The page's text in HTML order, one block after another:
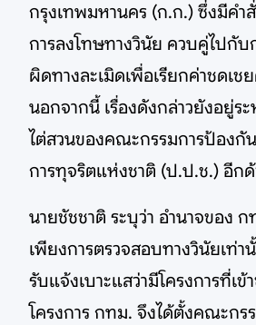
กรุงเทพมหานคร (ก.ก.) ซึ่งมีคำ
การลงโทษทางวินัย ควบคู่ไปกับ
ผิดทางละเมิดเพื่อเรียกค่าชดเช
นอกจากนี้ เรื่องดังกล่าวยังอยู่ร
ไต่สวนของคณะกรรมการป้องกั
การทุจริตแห่งชาติ (ป.ป.ช.) อีก
นายชัชชาติ ระบุว่า อำนาจของ
เพียงการตรวจสอบทางวินัยเท่า
รับแจ้งเบาะแสว่ามีโครงการที่เข้
โครงการ กทม. จึงได้ตั้งคณะกร